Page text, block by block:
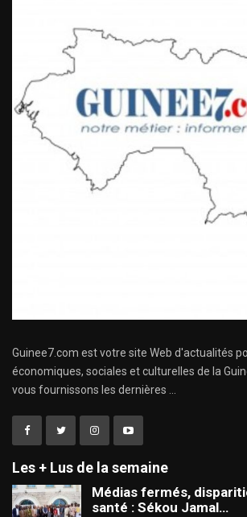
Guinee7.com est votre site Web d'actualités
économiques, sociales et culturelles de la
vous fournissons les dernières ...
Les + Lus de la semaine
Médias fermés,
santé : Sékou Jamal…